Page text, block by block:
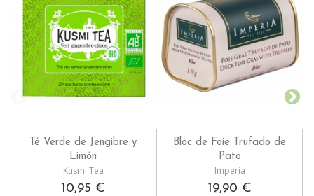
Té Verde de Jengibre y
Limón
Kusmi Tea
10,95 €
Bloc de Foie Trufado de
Pato
Imperia
19,90 €